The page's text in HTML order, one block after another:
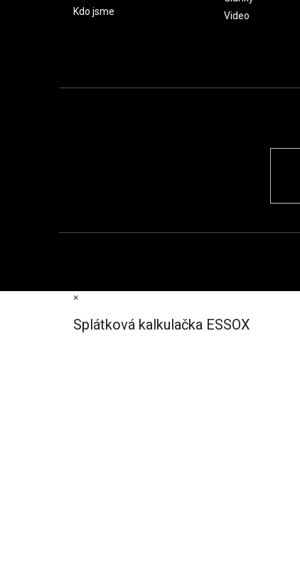
Kdo jsme
Video
×
Splátková kalkulačka ESSOX